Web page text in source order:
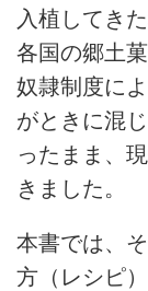
入植してき
各国の郷土
奴隷制度に
がときに混
ったまま、
きました。
本書では、
方（レシピ